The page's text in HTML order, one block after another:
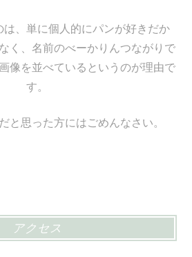
、単に個人的にパンが好きだか
く、名前のべーかりんつながりで
像を並べているというのが理由で
す。
と思った方にはごめんなさい。
アクセス